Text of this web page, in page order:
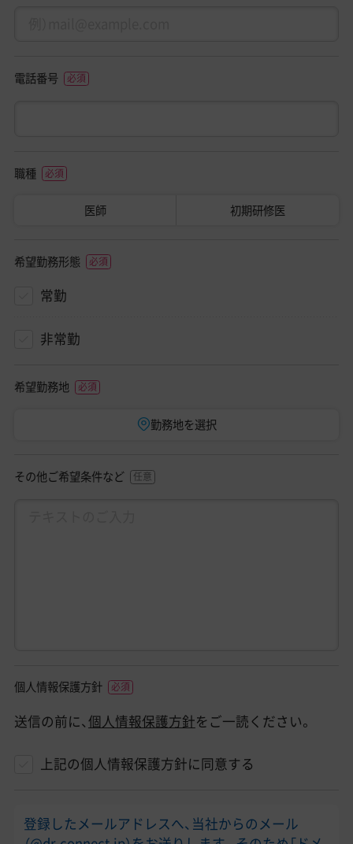
電話番号
職種
医師 初期研修医
希望勤務形態
常勤
非常勤
希望勤務地
勤務地を選択
その他ご希望条件など
個人情報保護方針
送信の前に、個人情報保護方針をご一読ください。
上記の個人情報保護方針に同意する
登録したメールアドレスへ、当社からのメール